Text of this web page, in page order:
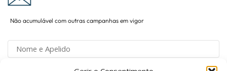
Não acumulável com outras campanhas em vigor